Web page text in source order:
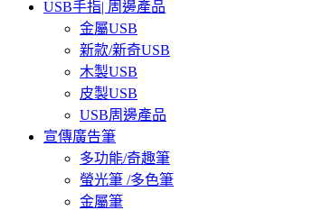
USB手指| 周邊產品
金屬USB
新款/新奇USB
木製USB
皮製USB
USB周邊產品
宣傳廣告筆
多功能/奇趣筆
螢光筆 /多色筆
金屬筆